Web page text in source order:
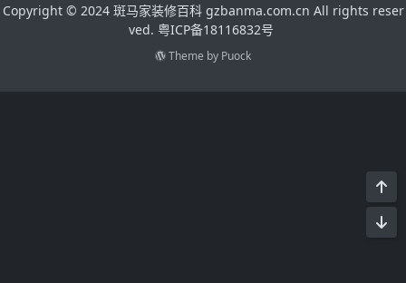
Copyright © 2024 斑马家装修百科 gzbanma.com.cn All rights reser
ved. 粤ICP备18116832号
Theme by Puock